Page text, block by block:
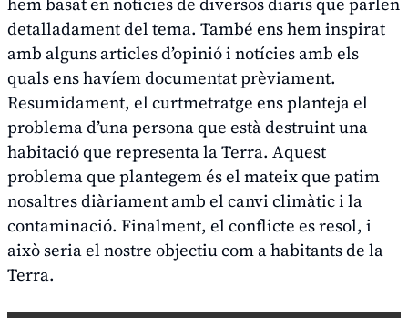
detalladament del tema. També ens hem inspirat
amb alguns articles d’opinió i notícies amb els
quals ens havíem documentat prèviament.
Resumidament, el curtmetratge ens planteja el
problema d’una persona que està destruint una
habitació que representa la Terra. Aquest
problema que plantegem és el mateix que patim
nosaltres diàriament amb el canvi climàtic i la
contaminació. Finalment, el conflicte es resol, i
això seria el nostre objectiu com a habitants de la
Terra.